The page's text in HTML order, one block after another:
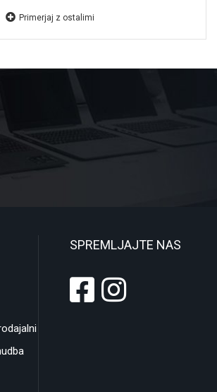
Primerjaj z ostalimi
SPREMLJAJTE NAS